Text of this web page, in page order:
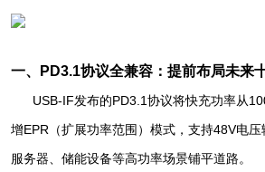
一、PD3.1协议全兼容：提前布局未来
USB-IF发布的PD3.1协议将快充功率从
增EPR（扩展功率范围）模式，支持48V电压
服务器、储能设备等高功率场景铺平道路。